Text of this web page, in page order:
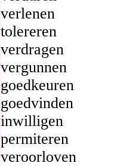
verlenen
tolereren
verdragen
vergunnen
goedkeuren
goedvinden
inwilligen
permiteren
veroorloven